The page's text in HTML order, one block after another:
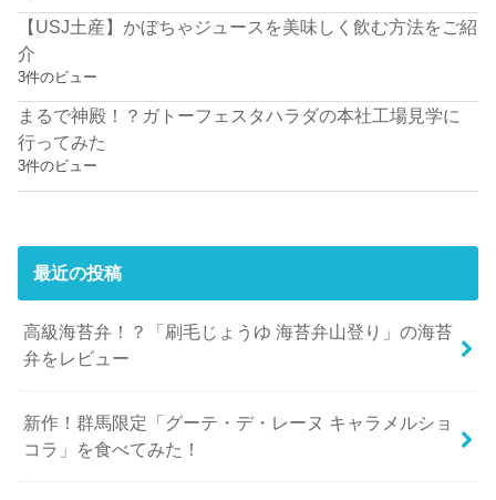
【USJ土産】かぼちゃジュースを美味しく飲む方法をご紹
介
3件のビュー
まるで神殿！？ガトーフェスタハラダの本社工場見学に
行ってみた
3件のビュー
最近の投稿
高級海苔弁！？「刷毛じょうゆ 海苔弁山登り」の海苔
弁をレビュー
新作！群馬限定「グーテ・デ・レーヌ キャラメルショ
コラ」を食べてみた！